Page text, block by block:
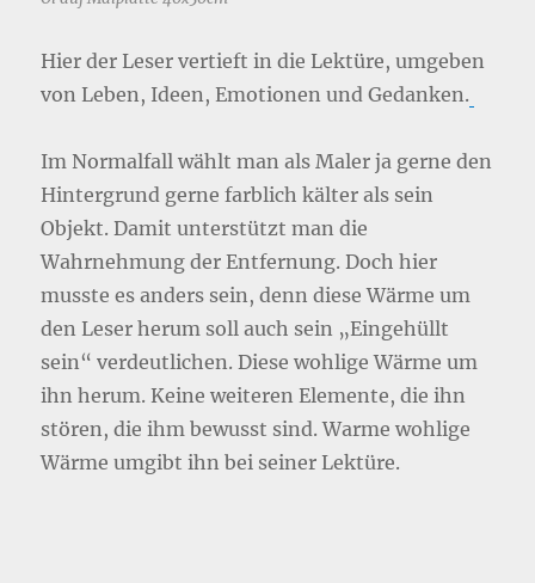
Hier der Leser vertieft in die Lektüre, umgeben
von Leben, Ideen, Emotionen und Gedanken.
Im Normalfall wählt man als Maler ja gerne den
Hintergrund gerne farblich kälter als sein
Objekt. Damit unterstützt man die
Wahrnehmung der Entfernung. Doch hier
musste es anders sein, denn diese Wärme um
den Leser herum soll auch sein „Eingehüllt
sein“ verdeutlichen. Diese wohlige Wärme um
ihn herum. Keine weiteren Elemente, die ihn
stören, die ihm bewusst sind. Warme wohlige
Wärme umgibt ihn bei seiner Lektüre.